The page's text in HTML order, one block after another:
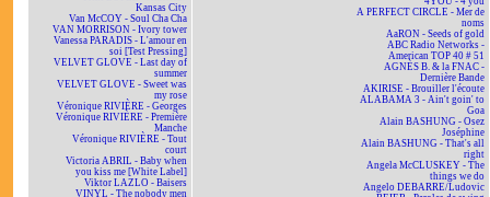
Kansas City
Van McCOY - Soul Cha Cha
VAN MORRISON - Ivory tower
Vanessa PARADIS - L'amour en
soi [Test Pressing]
VELVET GLOVE - Last day of
summer
VELVET GLOVE - Sweet was
my rose
Véronique RIVIÈRE - Georges
Véronique RIVIÈRE - Première
Manche
Véronique RIVIÈRE - Tout
court
Victoria ABRIL - Baby when
you kiss me [White Label]
Viktor LAZLO - Baisers
VINYL - The nobody men
A PERFECT CIRCLE - Mer de
noms
AaRON - Seeds of gold
ABC Radio Networks -
American TOP 40 # 51
AGNÈS B. & la FNAC -
Dernière Bande
AKIRISE - Brouiller l'écoute
ALABAMA 3 - Ain't goin' to
Goa
Alain BASHUNG - Osez
Joséphine
Alain BASHUNG - That's all
right
Angela McCLUSKEY - The
things we do
Angelo DEBARRE/Ludovic